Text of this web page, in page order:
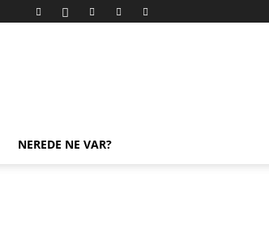
NEREDE NE VAR?